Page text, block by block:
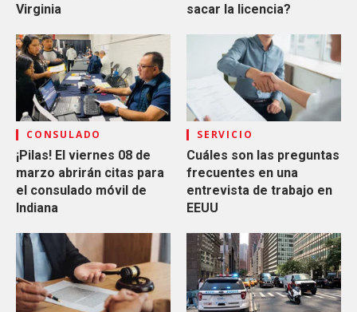
Virginia
sacar la licencia?
CONSULADO
¡Pilas! El viernes 08 de
marzo abrirán citas para
el consulado móvil de
Indiana
SERVICIO
Cuáles son las preguntas
frecuentes en una
entrevista de trabajo en
EEUU